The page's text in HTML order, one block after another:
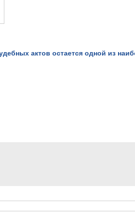
актов остается одной из